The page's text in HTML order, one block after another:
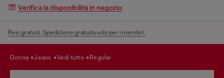
Verifica la disponibilità in negozio
Resi gratuiti. Spedizione gratuita solo per i membri.
donna jeans vedi tutto regular